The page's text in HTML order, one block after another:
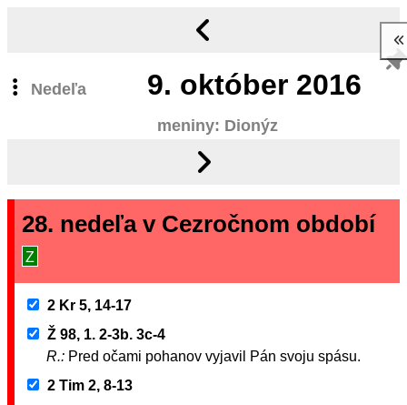
Nedeľa 9. október 2016
meniny: Dionýz
28. nedeľa v Cezročnom období
Z
2 Kr 5, 14-17
Ž 98, 1. 2-3b. 3c-4
R.: Pred očami pohanov vyjavil Pán svoju spásu.
2 Tim 2, 8-13